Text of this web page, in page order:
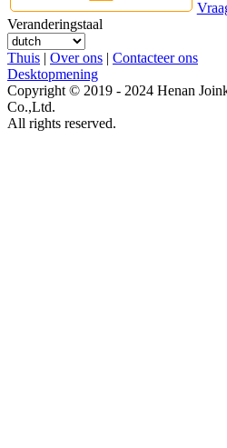
Veranderingstaal
Thuis | Over ons | Contacteer ons
Desktopmening
Copyright © 2019 - 2024 Henan
Co.,Ltd.
All rights reserved.